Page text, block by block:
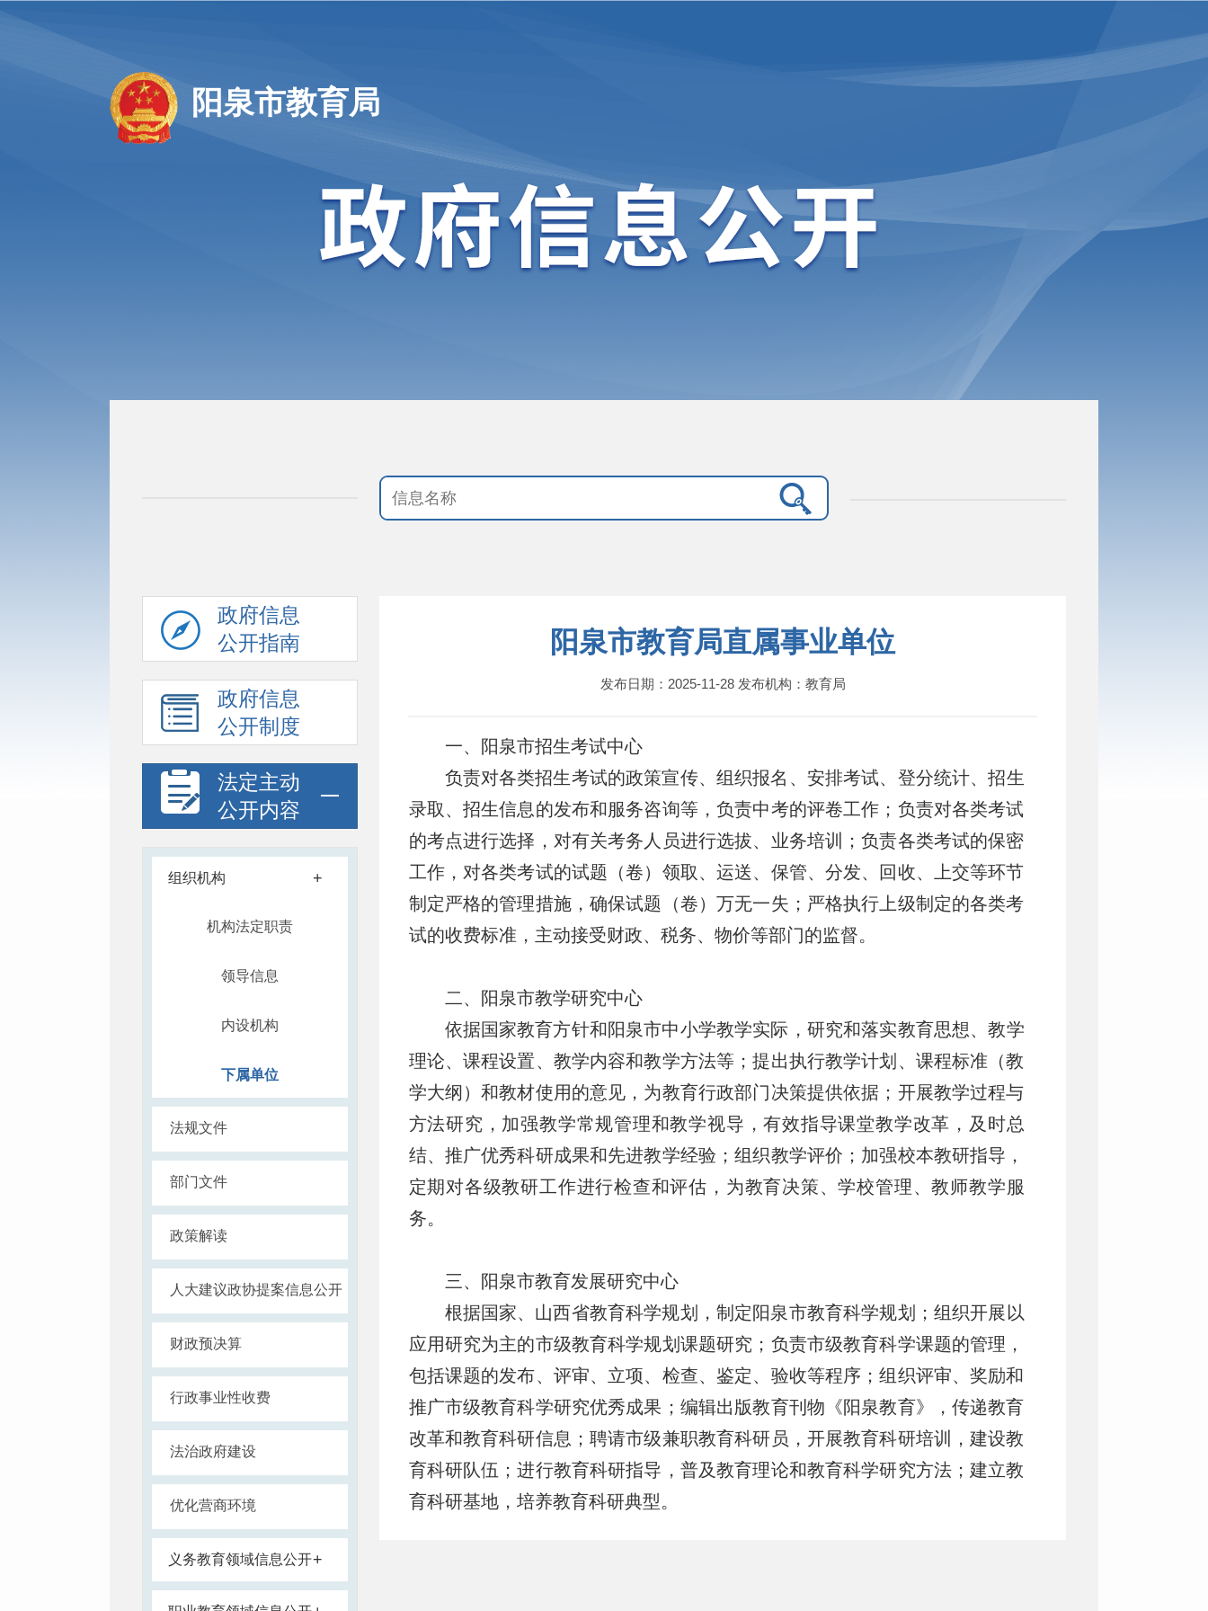
阳泉市教育局
政府信息
公开指南
政府信息
公开制度
法定主动
公开内容
组织机构 +
机构法定职责
领导信息
内设机构
下属单位
法规文件
部门文件
政策解读
人大建议政协提案信息公开
财政预决算
行政事业性收费
法治政府建设
优化营商环境
义务教育领域信息公开+
阳泉市教育局直属事业单位
发布日期：2025-11-28 发布机构：教育局
一、阳泉市招生考试中心
负责对各类招生考试的政策宣传、组织报名、安排考试、登分统计、招生
录取、招生信息的发布和服务咨询等，负责中考的评卷工作；负责对各类考试
的考点进行选择，对有关考务人员进行选拔、业务培训；负责各类考试的保密
工作，对各类考试的试题（卷）领取、运送、保管、分发、回收、上交等环节
制定严格的管理措施，确保试题（卷）万无一失；严格执行上级制定的各类考
试的收费标准，主动接受财政、税务、物价等部门的监督。
二、阳泉市教学研究中心
依据国家教育方针和阳泉市中小学教学实际，研究和落实教育思想、教学
理论、课程设置、教学内容和教学方法等；提出执行教学计划、课程标准（教
学大纲）和教材使用的意见，为教育行政部门决策提供依据；开展教学过程与
方法研究，加强教学常规管理和教学视导，有效指导课堂教学改革，及时总
结、推广优秀科研成果和先进教学经验；组织教学评价；加强校本教研指导，
定期对各级教研工作进行检查和评估，为教育决策、学校管理、教师教学服
务。
三、阳泉市教育发展研究中心
根据国家、山西省教育科学规划，制定阳泉市教育科学规划；组织开展以
应用研究为主的市级教育科学规划课题研究；负责市级教育科学课题的管理，
包括课题的发布、评审、立项、检查、鉴定、验收等程序；组织评审、奖励和
推广市级教育科学研究优秀成果；编辑出版教育刊物《阳泉教育》，传递教育
改革和教育科研信息；聘请市级兼职教育科研员，开展教育科研培训，建设教
育科研队伍；进行教育科研指导，普及教育理论和教育科学研究方法；建立教
育科研基地，培养教育科研典型。